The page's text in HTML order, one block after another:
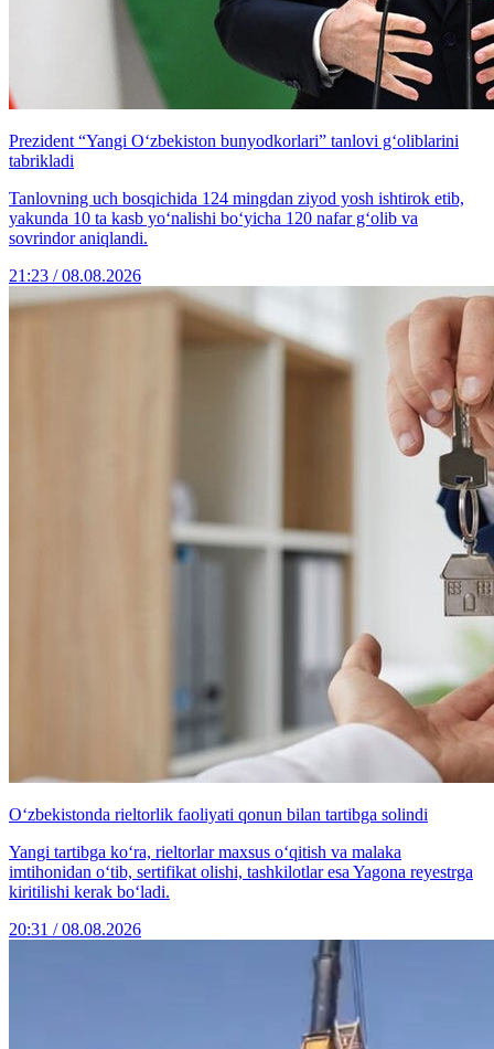
Prezident “Yangi O‘zbekiston bunyodkorlari” tanlovi g‘oliblarini
tabrikladi
Tanlovning uch bosqichida 124 mingdan ziyod yosh ishtirok etib,
yakunda 10 ta kasb yo‘nalishi bo‘yicha 120 nafar g‘olib va
sovrindor aniqlandi.
21:23 / 08.08.2026
O‘zbekistonda rieltorlik faoliyati qonun bilan tartibga solindi
Yangi tartibga ko‘ra, rieltorlar maxsus o‘qitish va malaka
imtihonidan o‘tib, sertifikat olishi, tashkilotlar esa Yagona reyestrga
kiritilishi kerak bo‘ladi.
20:31 / 08.08.2026